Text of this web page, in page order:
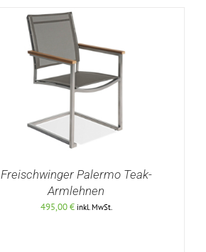
Freischwinger Palermo Teak-
Armlehnen
495,00€ inkl. MwSt.